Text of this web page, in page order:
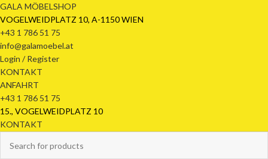
GALA MÖBELSHOP
VOGELWEIDPLATZ 10, A-1150 WIEN
+43 1 786 51 75
info@galamoebel.at
Login / Register
KONTAKT
ANFAHRT
+43 1 786 51 75
15., VOGELWEIDPLATZ 10
KONTAKT